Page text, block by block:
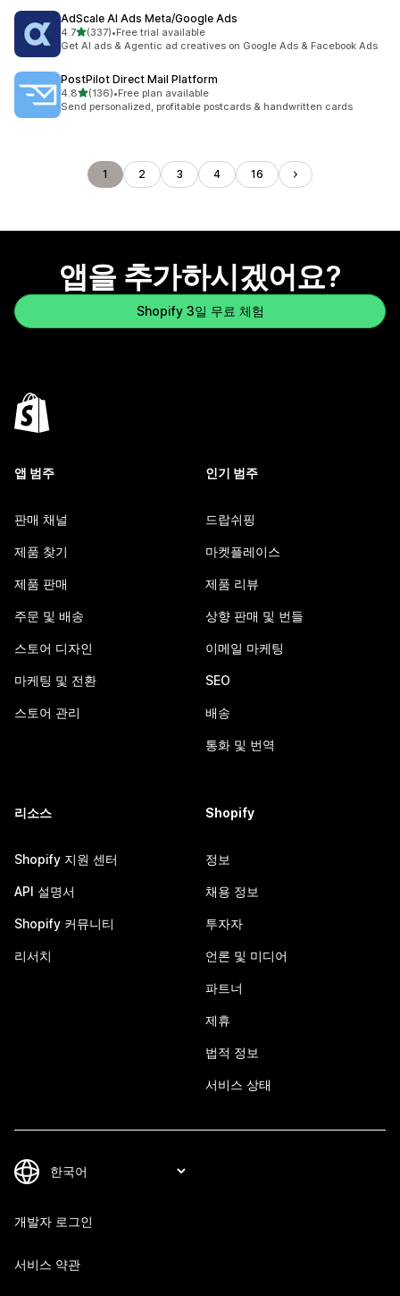
AdScale AI Ads Meta/Google Ads
4.7별 5개 중
(337)
총 리뷰 337개
•Free trial available
Get AI ads & Agentic ad creatives on Google Ads & Facebook Ads
PostPilot Direct Mail Platform
4.8별 5개 중
(136)
총 리뷰 136개
•Free plan available
Send personalized, profitable postcards & handwritten cards
1 2 3 4 16
앱을 추가하시겠어요?
Shopify 3일 무료 체험
앱 범주
판매 채널
제품 찾기
제품 판매
주문 및 배송
스토어 디자인
마케팅 및 전환
스토어 관리
인기 범주
드랍쉬핑
마켓플레이스
제품 리뷰
상향 판매 및 번들
이메일 마케팅
SEO
배송
통화 및 번역
리소스
Shopify 지원 센터
API 설명서
Shopify 커뮤니티
리서치
Shopify
정보
채용 정보
투자자
언론 및 미디어
파트너
제휴
법적 정보
서비스 상태
개발자 로그인
서비스 약관